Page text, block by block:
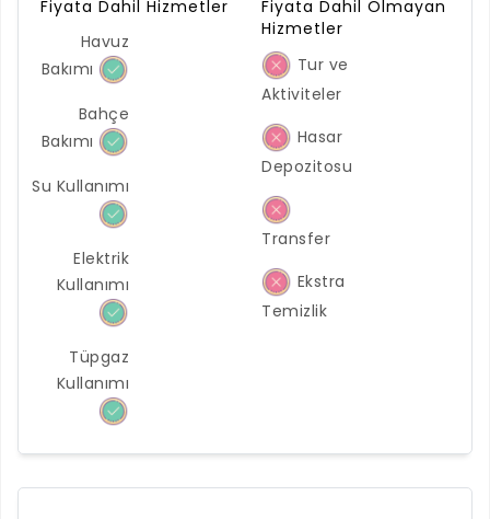
Fiyata Dahil Hizmetler
Havuz
Bakımı
Bahçe
Bakımı
Su Kullanımı
Elektrik
Kullanımı
Tüpgaz
Kullanımı
Fiyata Dahil Olmayan
Hizmetler
Tur ve
Aktiviteler
Hasar
Depozitosu
Transfer
Ekstra
Temizlik